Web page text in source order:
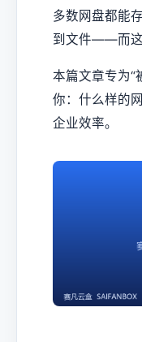
多数网盘都能
到文件——而这
本篇文章专为“
你：什么样的
企业效率。